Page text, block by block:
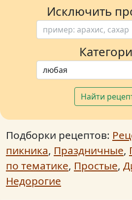
Исключить
Найти
Подборки рецептов:
пикника, Праздничные,
по тематике, Простые,
Недорогие